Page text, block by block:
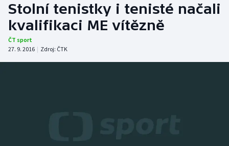
Hokej
Tenis
Atletika
Stolní tenistky i tenisté načali
kvalifikaci ME vítězně
ČT sport
27. 9. 2016 | Zdroj: ČTK